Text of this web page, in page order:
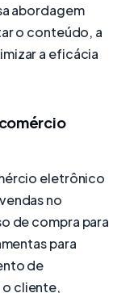
abordagem
o conteúdo, a
a eficácia
eletrônico
no
de compra para
para
de
cliente,